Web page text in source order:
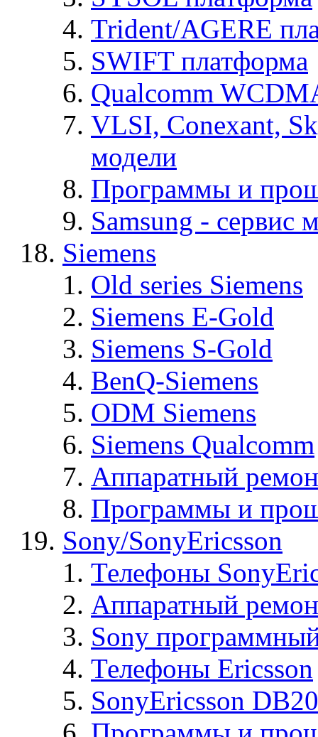
Trident/AGERE
SWIFT платформа
Qualcomm
VLSI, Conexant,
модели
Программы и
Samsung - cервис
Siemens
Old series Siemens
Siemens E-Gold
Siemens S-Gold
BenQ-Siemens
ODM Siemens
Siemens Qualcomm
Аппаратный
Программы и
Sony/SonyEricsson
Телефоны
Аппаратный
Sony
Телефоны Ericsson
SonyEricsson